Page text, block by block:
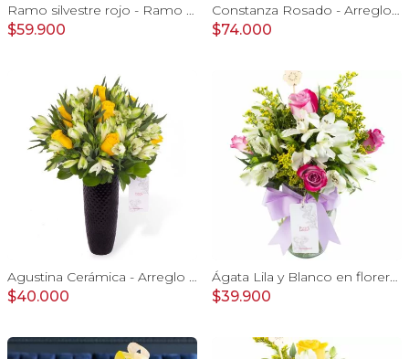
Ramo silvestre rojo - Ramo de flores circular con rosas rojas, claveles, astromelias, mini rosas e hypericum rojo
$59.900
Constanza Rosado - Arreglo floral en canasto con gerberas, rosas, minirosas y astromelias rosadas
$74.000
Agustina Cerámica - Arreglo 10 rosas amarillo y astromelia
$40.000
Ágata Lila y Blanco en florero - rosas y astromelias
$39.900